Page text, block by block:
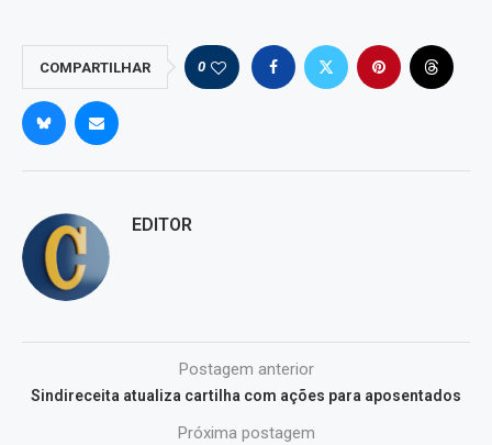
COMPARTILHAR 0
EDITOR
Postagem anterior
Sindireceita atualiza cartilha com ações para aposentados
Próxima postagem